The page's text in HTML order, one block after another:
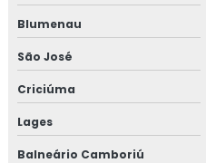
Blumenau
São José
Criciúma
Lages
Balneário Camboriú